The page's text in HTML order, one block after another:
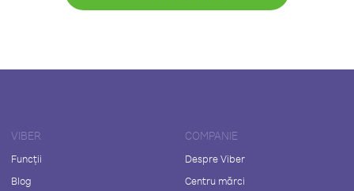
VIBER
Funcții
Blog
COMPANIE
Despre Viber
Centru mărci